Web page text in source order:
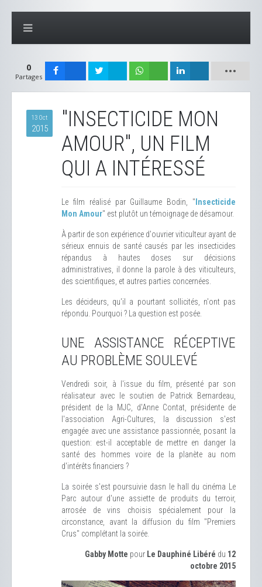
0
Partages
13 Oct
2015
"INSECTICIDE MON
AMOUR", UN FILM
QUI A INTÉRESSÉ
Le film réalisé par Guillaume Bodin, " Insecticide
Mon Amour" est plutôt un témoignage de désamour.
À partir de son expérience d'ouvrier viticulteur ayant de
sérieux ennuis de santé causés par les insecticides
répandus à hautes doses sur décisions
administratives, il donne la parole à des viticulteurs,
des scientifiques, et autres parties concernées.
Les décideurs, qu'il a pourtant sollicités, n'ont pas
répondu. Pourquoi ? La question est posée.
UNE ASSISTANCE RÉCEPTIVE
AU PROBLÈME SOULEVÉ
Vendredi soir, à l'issue du film, présenté par son
réalisateur avec le soutien de Patrick Bernardeau,
président de la MJC, d'Anne Contat, présidente de
l'association Agri-Cultures, la discussion s'est
engagée avec une assistance passionnée, posant la
question: est-il acceptable de mettre en danger la
santé des hommes voire de la planète au nom
d'intérêts financiers ?
La soirée s'est poursuivie dasn le hall du cinéma Le
Parc autour d'une assiette de produits du terroir,
arrosée de vins choisis spécialement pour la
circonstance, avant la diffusion du film "Premiers
Crus" complétant la soirée.
Gabby Motte pour Le Dauphiné Libéré du 12
octobre 2015